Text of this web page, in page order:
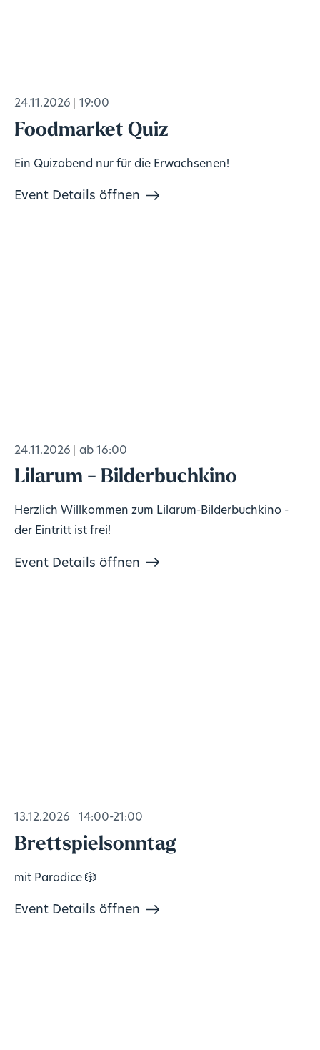
24.11.2026 19:00
Foodmarket Quiz
Ein Quizabend nur für die Erwachsenen!
Event Details öffnen
24.11.2026 ab 16:00
Lilarum - Bilderbuchkino
Herzlich Willkommen zum Lilarum-Bilderbuchkino -
der Eintritt ist frei!
Event Details öffnen
13.12.2026 14:00-21:00
Brettspielsonntag
mit Paradice 🎲
Event Details öffnen